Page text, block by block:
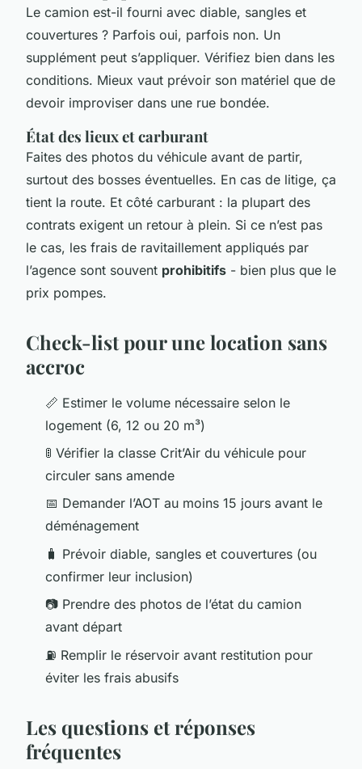
Le camion est-il fourni avec diable, sangles et
couvertures ? Parfois oui, parfois non. Un
supplément peut s’appliquer. Vérifiez bien dans les
conditions. Mieux vaut prévoir son matériel que de
devoir improviser dans une rue bondée.
État des lieux et carburant
Faites des photos du véhicule avant de partir,
surtout des bosses éventuelles. En cas de litige, ça
tient la route. Et côté carburant : la plupart des
contrats exigent un retour à plein. Si ce n’est pas
le cas, les frais de ravitaillement appliqués par
l’agence sont souvent prohibitifs - bien plus que le
prix pompes.
Check-list pour une location sans
accroc
📏 Estimer le volume nécessaire selon le
logement (6, 12 ou 20 m³)
🚦 Vérifier la classe Crit’Air du véhicule pour
circuler sans amende
📅 Demander l’AOT au moins 15 jours avant le
déménagement
🧳 Prévoir diable, sangles et couvertures (ou
confirmer leur inclusion)
📷 Prendre des photos de l’état du camion
avant départ
⛽ Remplir le réservoir avant restitution pour
éviter les frais abusifs
Les questions et réponses
fréquentes